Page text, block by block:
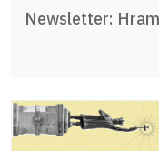
Newsletter: